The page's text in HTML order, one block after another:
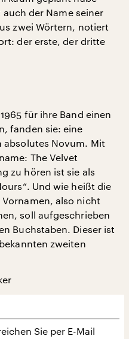
der Name seiner
zwei Wörtern, notiert
der erste, der dritte
für ihre Band einen
fanden sie: eine
absolutes Novum. Mit
The Velvet
zu hören ist sie als
Und wie heißt die
also nicht
soll aufgeschrieben
Buchstaben. Dieser ist
zweiten
Sie per E-Mail